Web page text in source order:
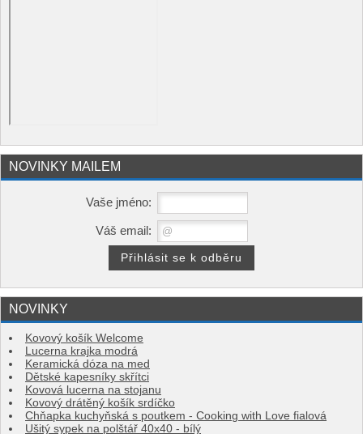
NOVINKY MAILEM
Vaše jméno:
Váš email:
NOVINKY
Kovový košík Welcome
Lucerna krajka modrá
Keramická dóza na med
Dětské kapesníky skřítci
Kovová lucerna na stojanu
Kovový drátěný košík srdíčko
Chňapka kuchyňská s poutkem - Cooking with Love fialová
Ušitý sypek na polštář 40x40 - bílý